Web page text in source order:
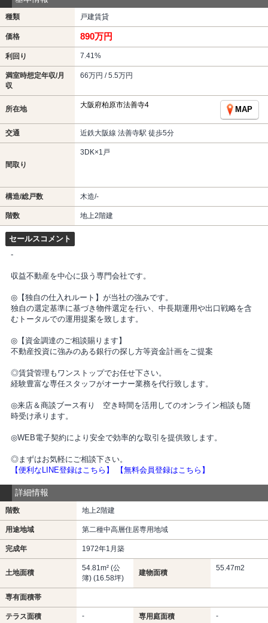
種類 戸建賃貸
価格 890万円
利回り 7.41%
満室時想定年収/月
収
66万円 / 5.5万円
所在地 大阪府柏原市法善寺4
MAP
交通 近鉄大阪線 法善寺駅 徒歩5分
間取り
3DK×1戸
構造/総戸数 木造/-
階数 地上2階建
セールスコメント
-
収益不動産を中心に扱う専門会社です。
◎【独自の仕入れルート】が当社の強みです。
独自の選定基準に基づき物件選定を行い、中長期運用や出口戦略を含
むトータルでの運用提案を致します。
◎【資金調達のご相談賜ります】
不動産投資に強みのある銀行の探し方等資金計画をご提案
◎賃貸管理もワンストップでお任せ下さい。
経験豊富な専任スタッフがオーナー業務を代行致します。
◎来店＆商談ブース有り 空き時間を活用してのオンライン相談も随
時受け承ります。
◎WEB電子契約により安全で効率的な取引を提供致します。
◎まずはお気軽にご相談下さい。
【便利なLINE登録はこちら】
【無料会員登録はこちら】
詳細情報
階数 地上2階建
用途地域 第二種中高層住居専用地域
完成年 1972年1月築
土地面積
54.81m² (公
簿) (16.58坪)
建物面積
55.47m2
専有面積帯
テラス面積 - 専用庭面積 -